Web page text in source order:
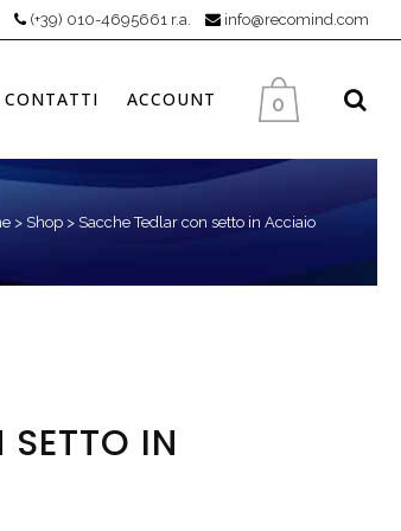
(+39) 010-4695661 r.a. info@recomind.com
0
CONTATTI ACCOUNT
> Shop > Sacche Tedlar con setto in Acciaio
IN